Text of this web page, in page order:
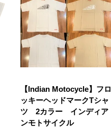
【Indian Motocycle】フロ
ッキーヘッドマークTシャ
ツ 2カラー インディア
ンモトサイクル